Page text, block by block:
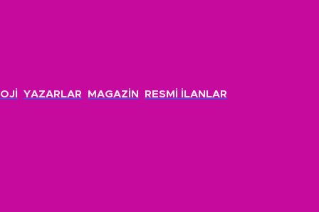
YAZARLAR MAGAZİN RESMİ İLANLAR